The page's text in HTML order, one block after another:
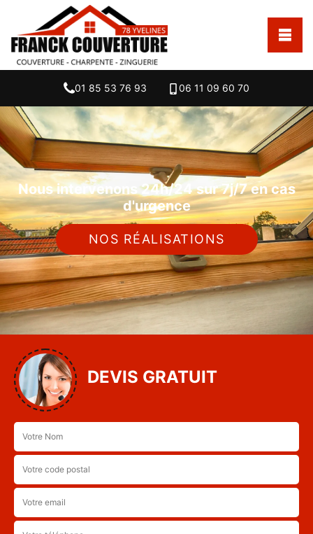
01 85 53 76 93 06 11 09 60 70
Nous intervenons 24h/24 sur 7j/7 en cas
d'urgence
NOS RÉALISATIONS
DEVIS GRATUIT